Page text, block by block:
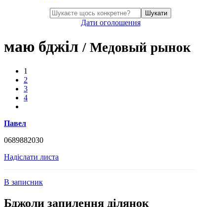
Шукати
Дати оголошення
маю бджіл/ Медовый рынок
1
2
3
4
Павел
0689882030
Надіслати листа
В записник
Бджоли запилення ділянок